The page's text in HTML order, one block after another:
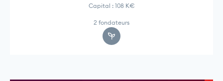
Capital : 108 K€
2 fondateurs